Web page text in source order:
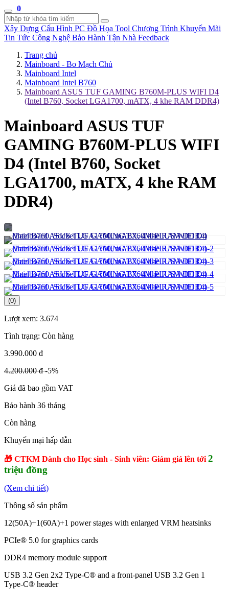
0
Xây Dựng Cấu Hình PC Đồ Họa Tool Chương Trình Khuyến Mãi
Tin Tức Công Nghệ Bảo Hành Tận Nhà Feedback
Trang chủ
Mainboard - Bo Mạch Chủ
Mainboard Intel
Mainboard Intel B760
Mainboard ASUS TUF GAMING B760M-PLUS WIFI D4
(Intel B760, Socket LGA1700, mATX, 4 khe RAM DDR4)
Mainboard ASUS TUF
GAMING B760M-PLUS WIFI
D4 (Intel B760, Socket
LGA1700, mATX, 4 khe RAM
DDR4)
(0)
Lượt xem: 3.674
Tình trạng: Còn hàng
3.990.000 đ
4.200.000 đ-5%
Giá đã bao gồm VAT
Bảo hành 36 tháng
Còn hàng
Khuyến mại hấp dẫn
🎁 CTKM Dành cho Học sinh - Sinh viên: Giảm giá lên tới 2
triệu đồng
(Xem chi tiết)
Thông số sản phẩm
12(50A)+1(60A)+1 power stages with enlarged VRM heatsinks
PCIe® 5.0 for graphics cards
DDR4 memory module support
USB 3.2 Gen 2x2 Type-C® and a front-panel USB 3.2 Gen 1
Type-C® header